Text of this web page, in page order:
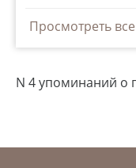
N 4 упоминаний о